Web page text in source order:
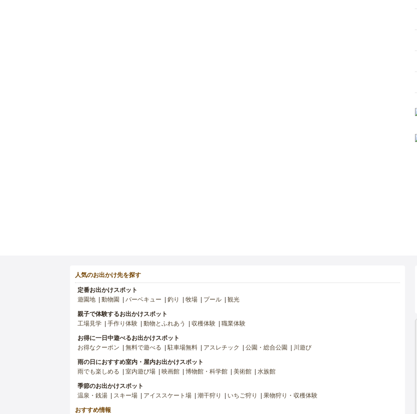
人気のお出かけ先を探す
定番お出かけスポット
遊園地
動物園 バーベキュー 釣り 牧場 プール 観光
親子で体験するお出かけスポット
工場見学
手作り体験 動物とふれあう 収穫体験 職業体験
お得に一日中遊べるお出かけスポット
お得なクーポン
無料で遊べる 駐車場無料 アスレチック 公園・総合公園 川遊び
雨の日におすすめ室内・屋内お出かけスポット
雨でも楽しめる
室内遊び場 映画館 博物館・科学館 美術館 水族館
季節のお出かけスポット
温泉・銭湯
スキー場 アイススケート場 潮干狩り いちご狩り 果物狩り・収穫体験
おすすめ情報